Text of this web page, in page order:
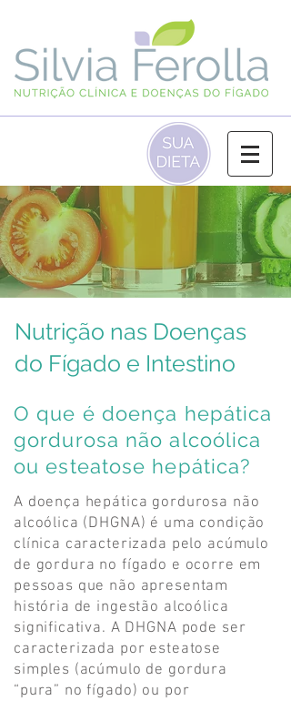
(‪31) 97201‑0090‬
Nutrição nas Doenças
do Fígado e Intestino
O que é doença hepática
gordurosa não alcoólica
ou esteatose hepática?
A doença hepática gordurosa não
alcoólica (DHGNA) é uma condição
clínica caracterizada pelo acúmulo
de gordura no fígado e ocorre em
pessoas que não apresentam
história de ingestão alcoólica
significativa. A DHGNA pode ser
caracterizada por esteatose
simples (acúmulo de gordura
“pura” no fígado) ou por